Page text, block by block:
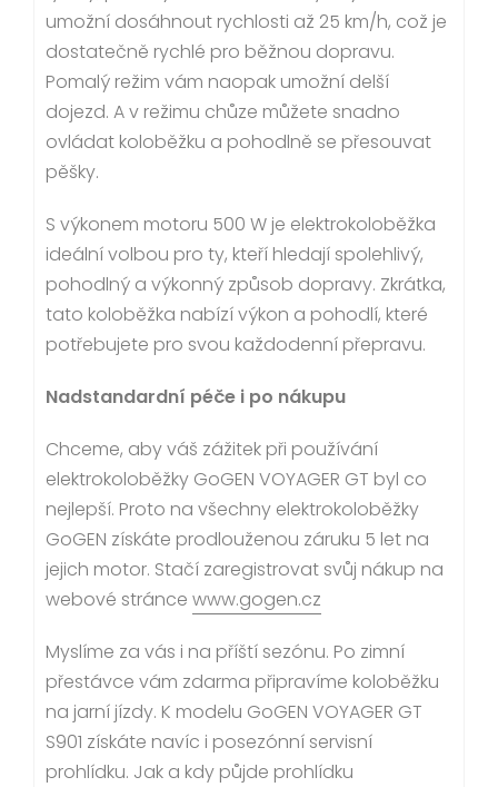
umožní dosáhnout rychlosti až 25 km/h, což je
dostatečně rychlé pro běžnou dopravu.
Pomalý režim vám naopak umožní delší
dojezd. A v režimu chůze můžete snadno
ovládat koloběžku a pohodlně se přesouvat
pěšky.
S výkonem motoru 500 W je elektrokoloběžka
ideální volbou pro ty, kteří hledají spolehlivý,
pohodlný a výkonný způsob dopravy. Zkrátka,
tato koloběžka nabízí výkon a pohodlí, které
potřebujete pro svou každodenní přepravu.
Nadstandardní péče i po nákupu
Chceme, aby váš zážitek při používání
elektrokoloběžky GoGEN VOYAGER GT byl co
nejlepší. Proto na všechny elektrokoloběžky
GoGEN získáte prodlouženou záruku 5 let na
jejich motor. Stačí zaregistrovat svůj nákup na
webové stránce www.gogen.cz
Myslíme za vás i na příští sezónu. Po zimní
přestávce vám zdarma připravíme koloběžku
na jarní jízdy. K modelu GoGEN VOYAGER GT
S901 získáte navíc i posezónní servisní
prohlídku. Jak a kdy půjde prohlídku